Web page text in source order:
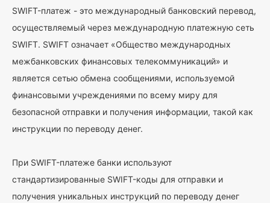
SWIFT-платеж - это международный банковский перевод,
осуществляемый через международную платежную сеть
SWIFT. SWIFT означает «Общество международных
межбанковских финансовых телекоммуникаций» и
является сетью обмена сообщениями, используемой
финансовыми учреждениями по всему миру для
безопасной отправки и получения информации, такой как
инструкции по переводу денег.
При SWIFT-платеже банки используют
стандартизированные SWIFT-коды для отправки и
получения уникальных инструкций по переводу денег